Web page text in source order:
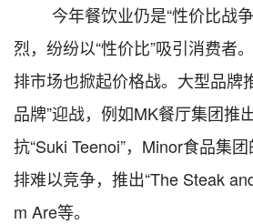
今年餐饮业仍是“性价比战
烈，纷纷以“性价比”吸引消费者
排市场也掀起价格战。大型品牌
品牌”迎战，例如MK餐厅集团推
抗“Suki Teenoi”，Minor食品集
排难以竞争，推出“The Steak
m Are等。